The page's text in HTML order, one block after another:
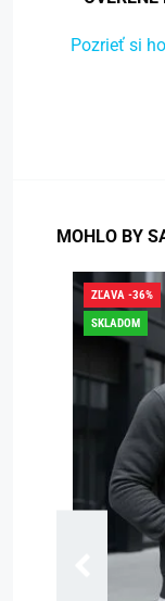
Pozrieť si
MOHLO BY
ZĽAVA -36%
SKLADOM